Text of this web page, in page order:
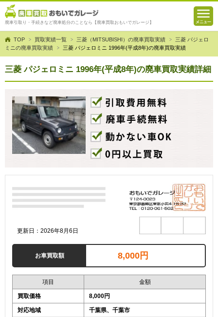
廃車引取り・手続きなど廃車処分のことなら【廃車買取おもいでガレージ】
TOP 買取実績一覧 三菱（MITSUBISHI）の廃車買取実績
三菱 パジェロ
ミニの廃車買取実績
三菱 パジェロミニ 1996年(平成8年)の廃車買取実績
三菱 パジェロミニ 1996年(平成8年)の廃車買取実績詳細
更新日：2026年8月6日
お車買取額 8,000円
項目 金額
買取価格 8,000円
対応地域 千葉県、千葉市